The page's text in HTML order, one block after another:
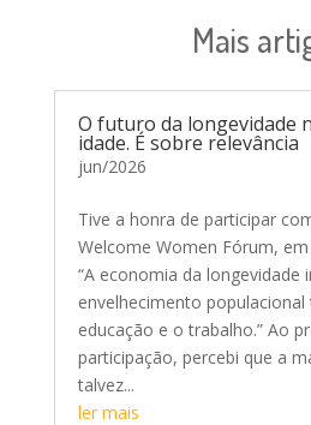
Mais
O futuro da longevidade
idade. É sobre relevância
jun/2026
Tive a honra de participar
Welcome Women Fórum,
“A economia da longevidade
envelhecimento
educação e o trabalho.” Ao
participação, percebi que a
talvez...
ler mais